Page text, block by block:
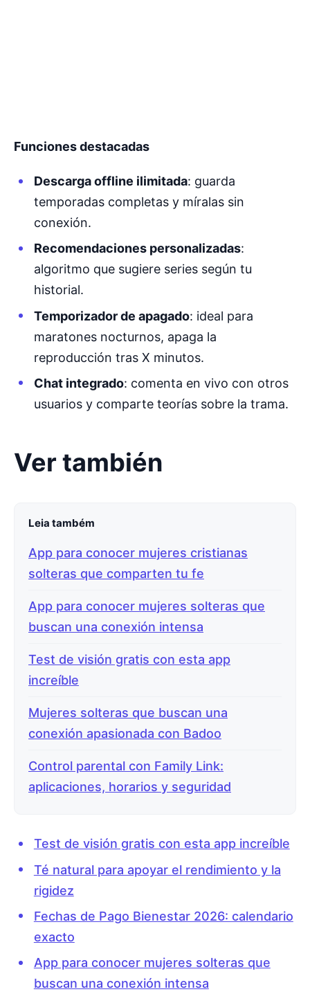
Funciones destacadas
Descarga offline ilimitada: guarda
temporadas completas y míralas sin
conexión.
Recomendaciones personalizadas:
algoritmo que sugiere series según tu
historial.
Temporizador de apagado: ideal para
maratones nocturnos, apaga la
reproducción tras X minutos.
Chat integrado: comenta en vivo con otros
usuarios y comparte teorías sobre la trama.
Ver también
Leia também
App para conocer mujeres cristianas
solteras que comparten tu fe
App para conocer mujeres solteras que
buscan una conexión intensa
Test de visión gratis con esta app
increíble
Mujeres solteras que buscan una
conexión apasionada con Badoo
Control parental con Family Link:
aplicaciones, horarios y seguridad
Test de visión gratis con esta app increíble
Té natural para apoyar el rendimiento y la
rigidez
Fechas de Pago Bienestar 2026: calendario
exacto
App para conocer mujeres solteras que
buscan una conexión intensa